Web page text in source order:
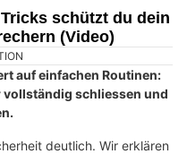
schützt du dein
(Video)
auf einfachen Routinen:
schliessen und
deutlich. Wir erklären